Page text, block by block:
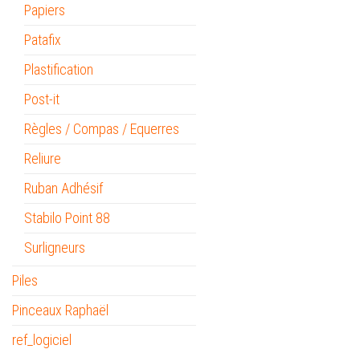
Papiers
Patafix
Plastification
Post-it
Règles / Compas / Equerres
Reliure
Ruban Adhésif
Stabilo Point 88
Surligneurs
Piles
Pinceaux Raphaël
ref_logiciel